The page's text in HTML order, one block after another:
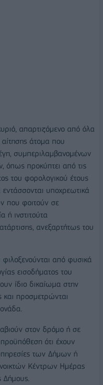
απαρτιζόμενο από όλα
άτομα που
συμπεριλαμβανομένων
όπως προκύπτει από τις
του φορολογικού έτους
υποχρεωτικά
που φοιτούν σε
ή ινστιτούτα
ανεξαρτήτως του
από φυσικά
εισοδήματος του
ίδιο δικαίωμα στην
και προσμετρώνται
στον δρόμο ή σε
ότι έχουν
των Δήμων ή
Κέντρων Ημέρας
Δήμους.